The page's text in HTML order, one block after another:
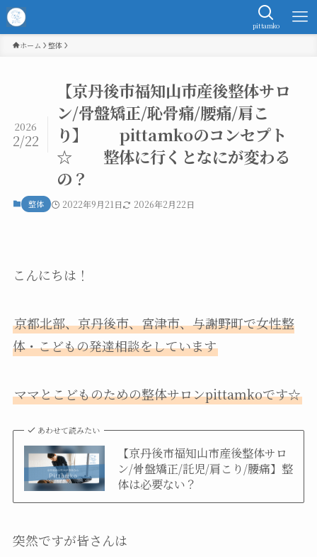
pittamko
ホーム 整体
【京丹後市福知山市産後整体サロ
ン/骨盤矯正/恥骨痛/腰痛/肩こ
り】 pittamkoのコンセプト
☆ 整体に行くとなにが変わる
の？
2026
2/22
整体 2022年9月21日 2026年2月22日
こんにちは！
京都北部、京丹後市、宮津市、与謝野町で女性整
体・こどもの発達相談をしています
ママとこどものための整体サロンpittamkoです☆
あわせて読みたい
【京丹後市福知山市産後整体サロ
ン/骨盤矯正/託児/肩こり/腰痛】整
体は必要ない？
突然ですが皆さんは